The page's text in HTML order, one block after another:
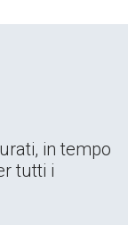
in tempo
tutti i